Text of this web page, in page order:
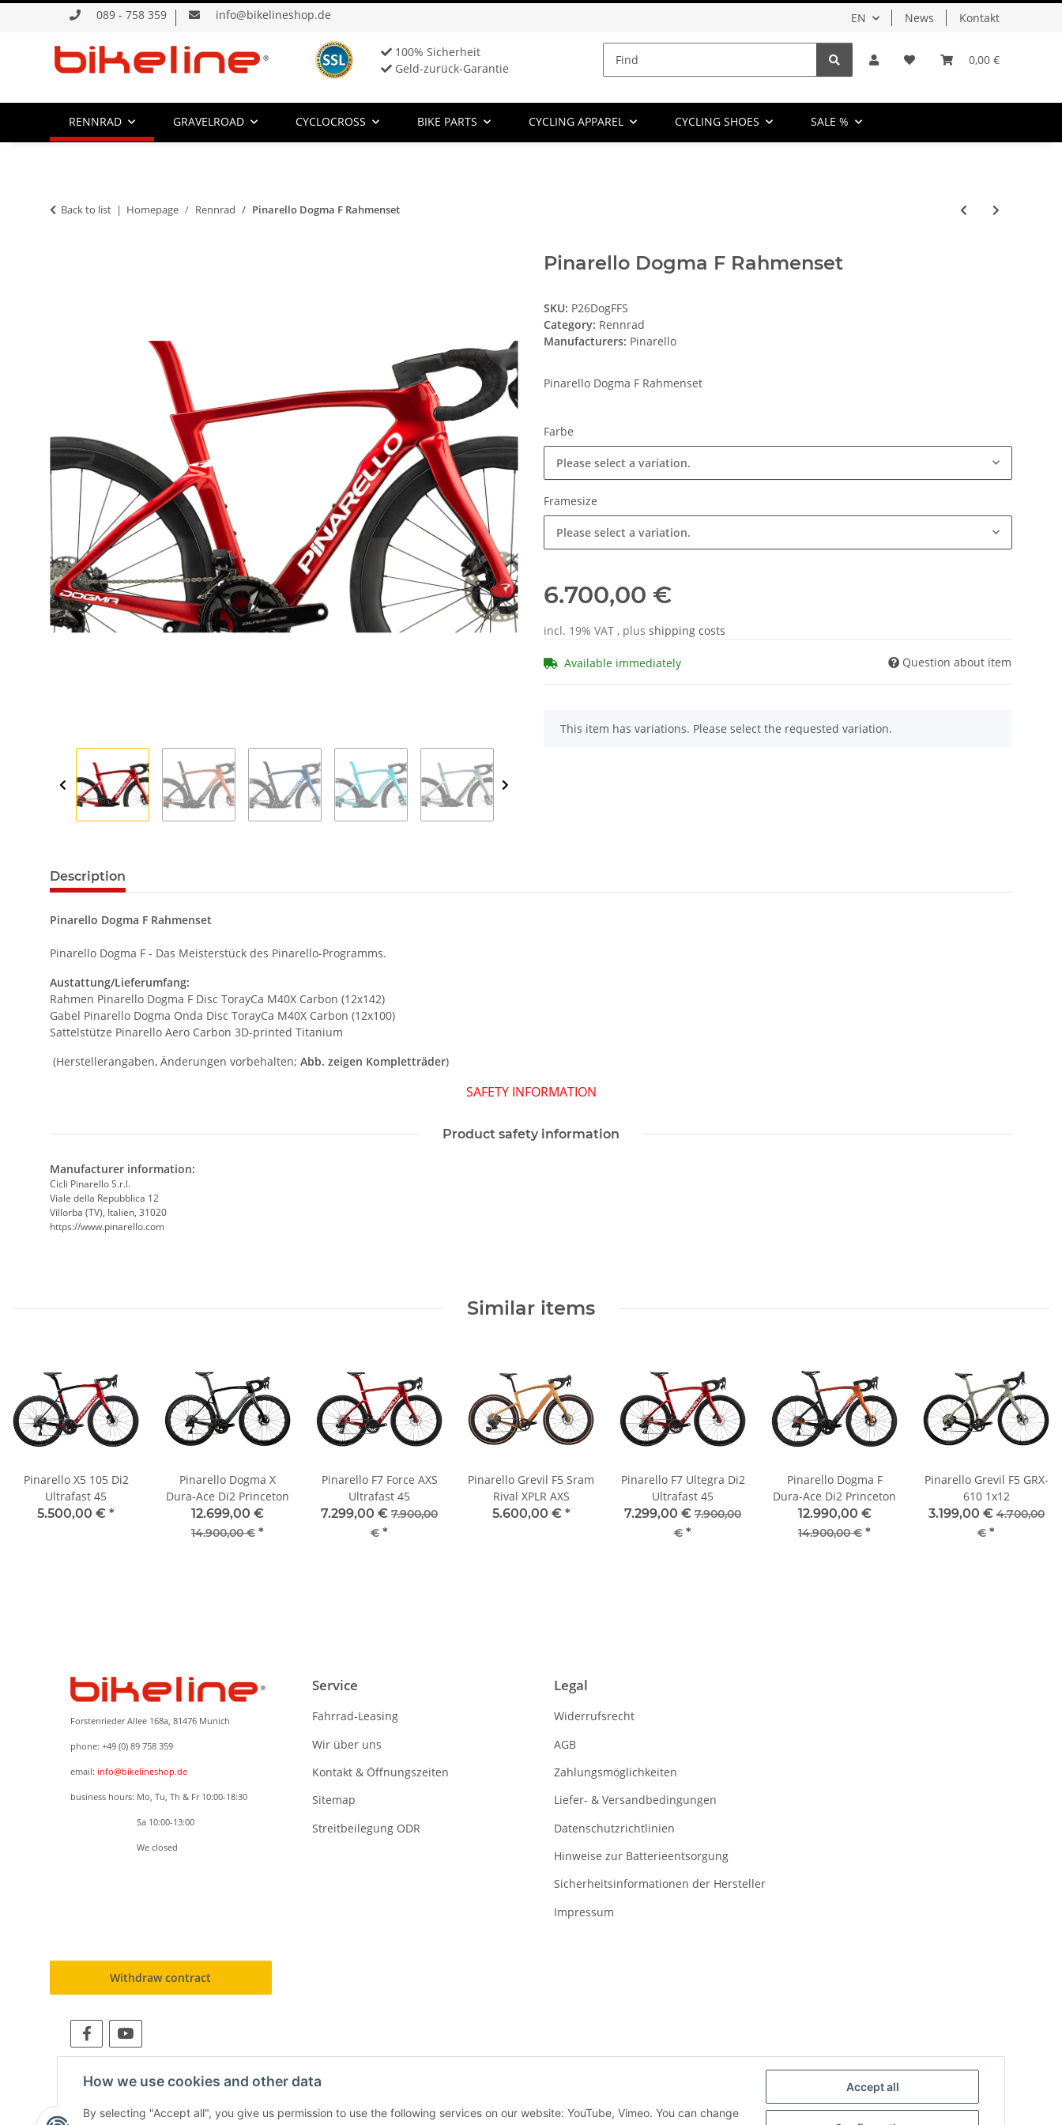
089 - 758 359 info@bikelineshop.de EN News Kontakt
100% Sicherheit
Geld-zurück-Garantie
0,00 €
RENNRAD GRAVELROAD CYCLOCROSS BIKE PARTS CYCLING APPAREL CYCLING SHOES SALE %
Back to list Homepage Rennrad Pinarello Dogma F Rahmenset
Pinarello Dogma F Rahmenset
SKU: P26DogFFS
Category: Rennrad
Manufacturers: Pinarello
Pinarello Dogma F Rahmenset
Farbe
Please select a variation.
Framesize
Please select a variation.
6.700,00 €
incl. 19% VAT , plus shipping costs
Available immediately Question about item
x
This item has variations. Please select the requested variation.
Description
Pinarello Dogma F Rahmenset
Pinarello Dogma F - Das Meisterstück des Pinarello-Programms.
Austattung/Lieferumfang:
Rahmen Pinarello Dogma F Disc TorayCa M40X Carbon (12x142)
Gabel Pinarello Dogma Onda Disc TorayCa M40X Carbon (12x100)
Sattelstütze Pinarello Aero Carbon 3D-printed Titanium
(Herstellerangaben, Änderungen vorbehalten; Abb. zeigen Kompletträder)
SAFETY INFORMATION
Product safety information
Manufacturer information:
Cicli Pinarello S.r.l.
Viale della Repubblica 12
Villorba (TV), Italien, 31020
https://www.pinarello.com
Similar items
Pinarello X5 105 Di2
Ultrafast 45
5.500,00 € *
Pinarello Dogma X
Dura-Ace Di2 Princeton
12.699,00 €
14.900,00 € *
Pinarello F7 Force AXS
Ultrafast 45
7.299,00 € 7.900,00
€ *
Pinarello Grevil F5 Sram
Rival XPLR AXS
5.600,00 € *
Pinarello F7 Ultegra Di2
Ultrafast 45
7.299,00 € 7.900,00
€ *
Pinarello Dogma F
Dura-Ace Di2 Princeton
12.990,00 €
14.900,00 € *
Pinarello Grevil F5 GRX-
610 1x12
3.199,00 €4.700,00
€ *
Forstenrieder Allee 168a, 81476 Munich
phone: +49 (0) 89 758 359
email: info@bikelineshop.de
business hours: Mo, Tu, Th & Fr 10:00-18:30
Sa 10:00-13:00
We closed
Service
Fahrrad-Leasing
Wir über uns
Kontakt & Öffnungszeiten
Sitemap
Streitbeilegung ODR
Legal
Widerrufsrecht
AGB
Zahlungsmöglichkeiten
Liefer- & Versandbedingungen
Datenschutzrichtlinien
Hinweise zur Batterieentsorgung
Sicherheitsinformationen der Hersteller
Impressum
Withdraw contract
Für eine schnelle Abwicklung ihrer Aufträge bieten wir diverse unkomplizierte sowie sichere Zahlungsmöglichkeiten an.Accept all
How we use cookies and other data
By selecting "Accept all", you give us permission to use the following services on our website: YouTube, Vimeo. You can change